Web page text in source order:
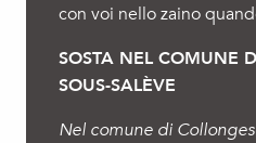
con voi nello zaino
SOSTA NEL COMUNE
SOUS-SALÈVE
Nel comune di